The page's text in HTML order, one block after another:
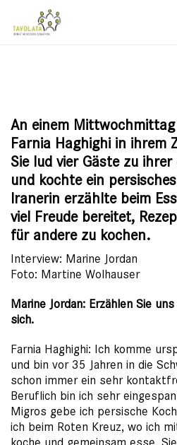
An einem
Farnia Haghighi in ihrem
Sie lud vier Gäste zu
und kochte ein
Iranerin erzählte beim
viel Freude bereitet,
für andere zu kochen.
Interview: Marine Jordan
Foto: Martine Wolhauser
Marine Jordan: Erzählen Sie
sich.
Farnia Haghighi: Ich komme
und bin vor 35 Jahren in die
schon immer ein sehr
Beruflich bin ich sehr
Migros gebe ich persische
ich beim Roten Kreuz, wo ich